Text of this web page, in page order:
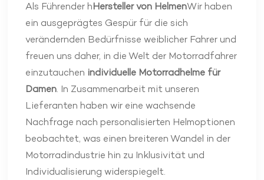
Als Führender hHersteller von HelmenWir haben
ein ausgeprägtes Gespür für die sich
verändernden Bedürfnisse weiblicher Fahrer und
freuen uns daher, in die Welt der Motorradfahrer
einzutauchen individuelle Motorradhelme für
Damen. In Zusammenarbeit mit unseren
Lieferanten haben wir eine wachsende
Nachfrage nach personalisierten Helmoptionen
beobachtet, was einen breiteren Wandel in der
Motorradindustrie hin zu Inklusivität und
Individualisierung widerspiegelt.